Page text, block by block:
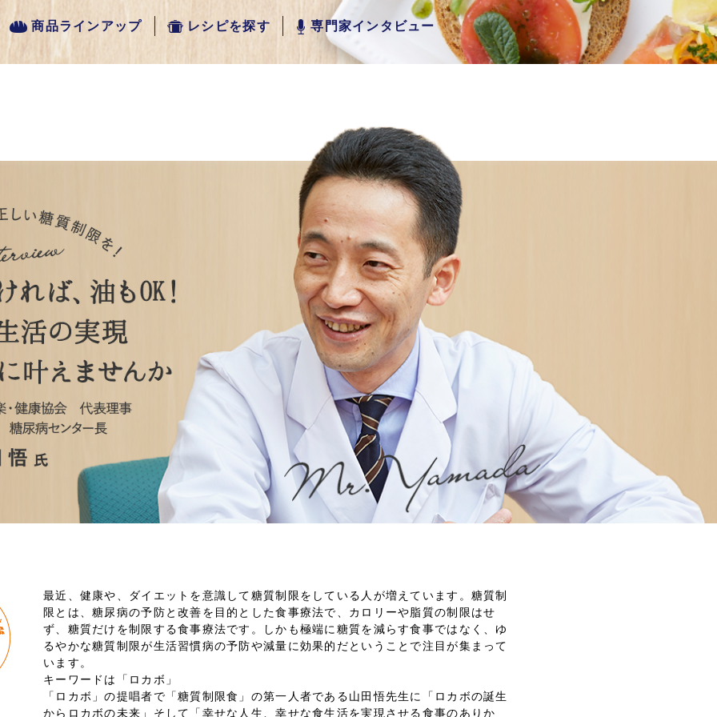
商品ラインアップ レシピを探す 専門家インタビュー
最近、健康や、ダイエットを意識して糖質制限をしている人が増えています。糖質制
限とは、糖尿病の予防と改善を目的とした食事療法で、カロリーや脂質の制限はせ
ず、糖質だけを制限する食事療法です。しかも極端に糖質を減らす食事ではなく、ゆ
るやかな糖質制限が生活習慣病の予防や減量に効果的だということで注目が集まって
います。
キーワードは「ロカボ」
「ロカボ」の提唱者で「糖質制限食」の第一人者である山田悟先生に「ロカボの誕生
からロカボの未来」そして「幸せな人生、幸せな食生活を実現させる食事のありか